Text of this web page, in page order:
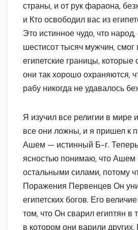
страны, и от рук фараона,
и Кто освободил вас из
Это истинное чудо, что
шестисот тысяч мужчин, смог
египетские границы, которые
они так хорошо охраняются,
рабу никогда не удавалось
Я изучил все религии в мире
все они ложны, и я пришел к
Ашем — истинный Б-г.
ясностью понимаю, что Ашем
остальными силами, потому
Поражения Первенцев Он
египетских богов. Его
том, что Он сварил египтян в
в котором они варили